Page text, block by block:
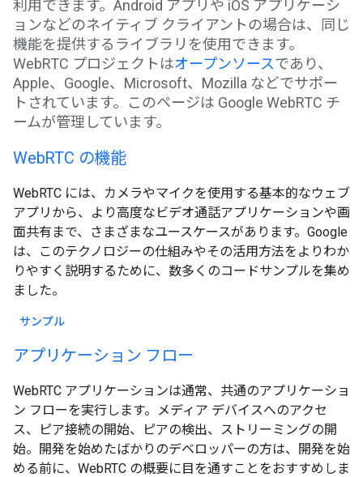
利用できます。Android アプリや iOS アプリケーシ
ョンなどのネイティブ クライアントの場合は、同じ
機能を提供するライブラリを使用できます。
WebRTC プロジェクトはオープンソースであり、
Apple、Google、Microsoft、Mozilla などでサポー
トされています。このページは Google WebRTC チ
ームが管理しています。
WebRTC の機能
WebRTC には、カメラやマイクを使用する基本的なウェブ
アプリから、より高度なビデオ通話アプリケーションや画
面共有まで、さまざまなユースケースがあります。Google
は、このテクノロジーの仕組みやその活用方法をよりわか
りやすく説明するために、数多くのコードサンプルを集め
ました。
サンプル
アプリケーション フロー
WebRTC アプリケーションは通常、共通のアプリケーショ
ン フローを実行します。メディア デバイスへのアクセ
ス、ピア接続の開始、ピアの検出、ストリーミングの開
始。開発を始めたばかりのデベロッパーの方は、開発を始
める前に、WebRTC の概要に目を通すことをおすすめしま